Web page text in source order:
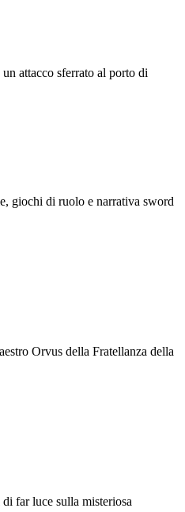
attacco sferrato al porto di
giochi di ruolo e narrativa sword
Orvus della Fratellanza della
far luce sulla misteriosa